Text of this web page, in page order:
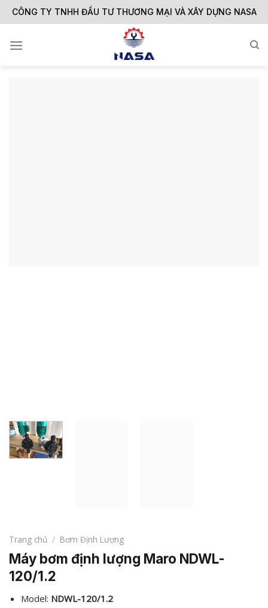
Skip
to
CÔNG TY TNHH ĐẦU TƯ THƯƠNG MẠI VÀ XÂY DỰNG NASA
Trang chủ / Bơm Định Lượng
Máy bơm định lượng Maro NDWL-
120/1.2
Model: NDWL-120/1.2